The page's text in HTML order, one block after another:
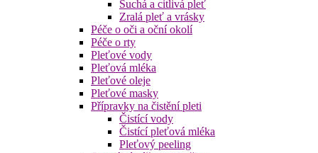
Suchá a citlivá pleť
Zralá pleť a vrásky
Péče o oči a oční okolí
Péče o rty
Pleťové vody
Pleťová mléka
Pleťové oleje
Pleťové masky
Přípravky na čistění pleti
Čistící vody
Čistící pleťová mléka
Pleťový peeling